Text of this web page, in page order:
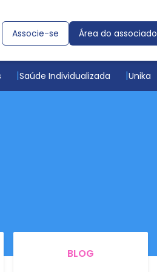
Associe-se Área do associado
Saúde Individualizada Unika
BLOG